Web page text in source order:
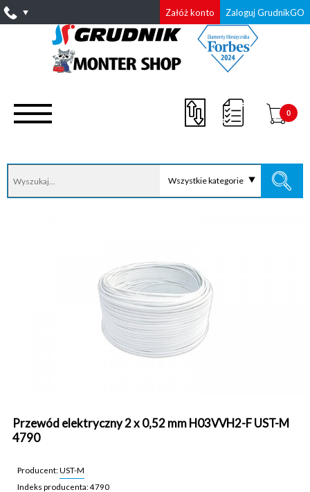
Załóż konto Zaloguj GrudnikGO
Wszystkie kategorie
0
Przewód elektryczny 2 x 0,52 mm H03VVH2-F UST-M
4790
Producent:UST-M
Indeks producenta: 4790